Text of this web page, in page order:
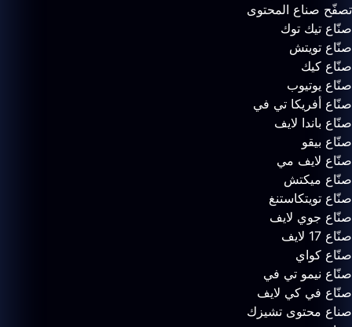
تصفّح صناع المحتوى
صنّاع تيك توك
صنّاع تويتش
صنّاع كيك
صنّاع يوتيوب
صنّاع أفريكا تي في
صنّاع باندا لايف
صنّاع بيقو
صنّاع لايف مي
صنّاع ميكتش
صنّاع تويتكاستنغ
صنّاع جوي لايف
صنّاع 17 لايف
صنّاع كواي
صنّاع نيمو تي في
صنّاع في كي لايف
صناع محتوى تشيزك